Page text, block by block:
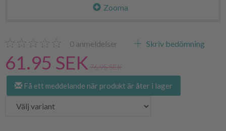
Zooma
0 anmeldelser Skriv bedömning
61.95 SEK 76.95 SEK
Få ett meddelande när produkt är åter i lager